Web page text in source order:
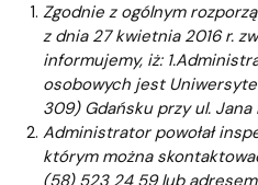
Zgodnie z ogólnym
z dnia 27 kwietnia 2016 r.
informujemy, iż:
osobowych jest
309) Gdańsku przy ul. Jana
Administrator powołał
którym można